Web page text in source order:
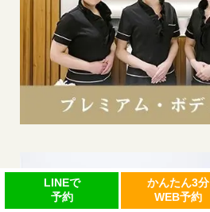
LINEで
予約
かんたん3分
WEB予約